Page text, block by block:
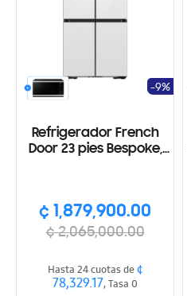
Refrigerador French
Door 23 pies Bespoke,
¢ 1,879,900.00
¢ 2,065,000.00
-9%
Hasta 24 cuotas de¢
78,329.17, Tasa 0